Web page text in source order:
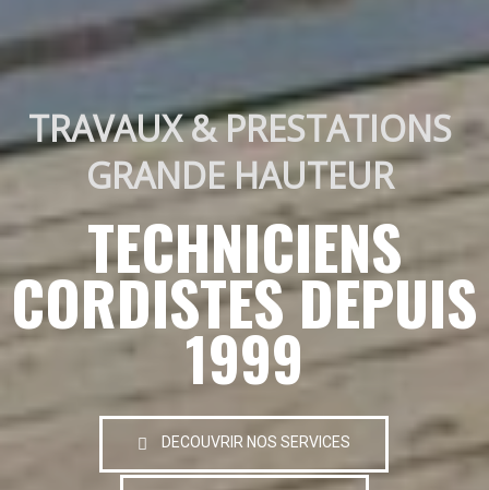
TRAVAUX & PRESTATIONS
GRANDE HAUTEUR
TECHNICIENS
CORDISTES DEPUIS
1999
DECOUVRIR NOS SERVICES